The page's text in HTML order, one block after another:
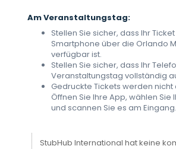
Am Veranstaltungstag:
Stellen Sie sicher, dass Ihr
Smartphone über die Orlando
verfügbar ist.
Stellen Sie sicher, dass Ihr
Veranstaltungstag vollständig
Gedruckte Tickets werden nicht
Öffnen Sie Ihre App, wählen Sie
und scannen Sie es am Eingang.
StubHub International hat keine